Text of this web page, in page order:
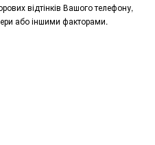
відтінків Вашого телефону,
або іншими факторами.